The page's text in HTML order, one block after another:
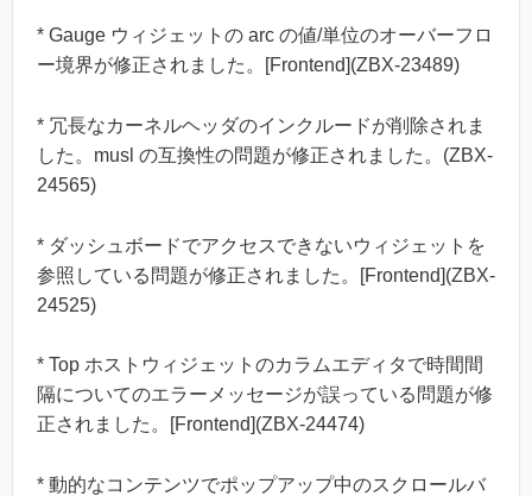
* Gauge ウィジェットの arc の値/単位のオーバーフロ
ー境界が修正されました。[Frontend](ZBX-23489)
* 冗長なカーネルヘッダのインクルードが削除されま
した。musl の互換性の問題が修正されました。(ZBX-
24565)
* ダッシュボードでアクセスできないウィジェットを
参照している問題が修正されました。[Frontend](ZBX-
24525)
* Top ホストウィジェットのカラムエディタで時間間
隔についてのエラーメッセージが誤っている問題が修
正されました。[Frontend](ZBX-24474)
* 動的なコンテンツでポップアップ中のスクロールバ